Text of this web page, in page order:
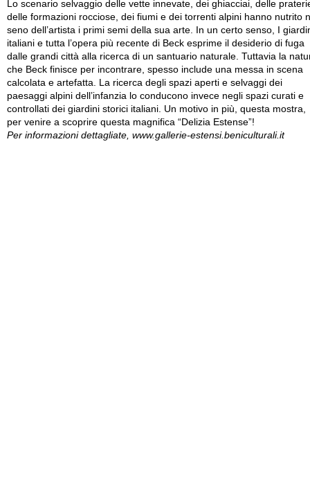
Lo scenario selvaggio delle vette innevate, dei ghiacciai, delle
delle formazioni rocciose, dei fiumi e dei torrenti alpini hanno nutrito
seno dell’artista i primi semi della sua arte. In un certo senso, I
italiani e tutta l’opera più recente di Beck esprime il desiderio di fuga
dalle grandi città alla ricerca di un santuario naturale. Tuttavia la
che Beck finisce per incontrare, spesso include una messa in scena
calcolata e artefatta. La ricerca degli spazi aperti e selvaggi dei
paesaggi alpini dell’infanzia lo conducono invece negli spazi curati e
controllati dei giardini storici italiani. Un motivo in più, questa mostra,
per venire a scoprire questa magnifica “Delizia Estense”!
Per informazioni dettagliate, www.gallerie-estensi.beniculturali.it